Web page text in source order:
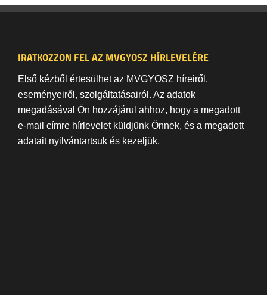
IRATKOZZON FEL AZ MVGYOSZ HÍRLEVELÉRE
Első kézből értesülhet az MVGYOSZ híreiről,
eseményeiről, szolgáltatásairól. Az adatok
megadásával Ön hozzájárul ahhoz, hogy a megadott
e-mail címre hírlevelet küldjünk Önnek, és a megadott
adatait nyilvántartsuk és kezeljük.